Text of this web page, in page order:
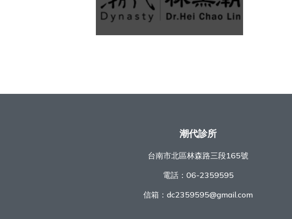
潮代診所
台南市北區林森路三段165號
電話： 06-2359595
信箱： dc2359595@gmail.com